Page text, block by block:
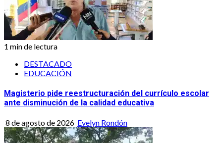
1 min de lectura
DESTACADO
EDUCACIÓN
Magisterio pide reestructuración del currículo escolar
ante disminución de la calidad educativa
8 de agosto de 2026 Evelyn Rondón